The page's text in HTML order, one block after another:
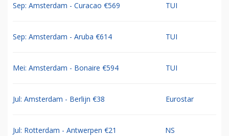
Sep: Amsterdam - Curacao €569 TUI
Sep: Amsterdam - Aruba €614 TUI
Mei: Amsterdam - Bonaire €594 TUI
Jul: Amsterdam - Berlijn €38 Eurostar
Jul: Rotterdam - Antwerpen €21 NS